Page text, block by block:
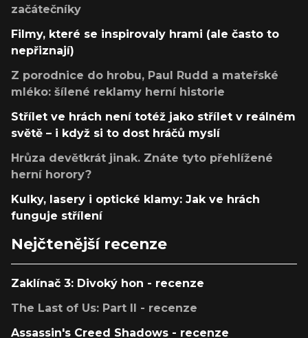
začátečníky
Filmy, které se inspirovaly hrami (ale často to
nepřiznají)
Z porodnice do hrobu, Paul Rudd a mateřské
mléko: šílené reklamy herní historie
Střílet ve hrách není totéž jako střílet v reálném
světě – i když si to dost hráčů myslí
Hrůza devětkrát jinak. Znáte tyto přehlížené
herní horory?
Kulky, lasery i optické klamy: Jak ve hrách
funguje střílení
Nejčtenější recenze
Zaklínač 3: Divoký hon - recenze
The Last of Us: Part II - recenze
Assassin's Creed Shadows - recenze